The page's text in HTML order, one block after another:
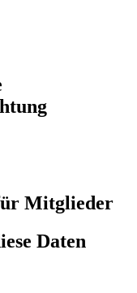
Mitglieder
Daten